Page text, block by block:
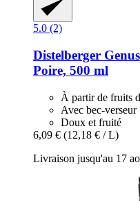
5.0 (2)
Distelberger
Poire, 500 ml
À partir de fruits
Avec bec-verseur
Doux et fruité
6,09 € (12,18 € / L)
Livraison jusqu'au 17